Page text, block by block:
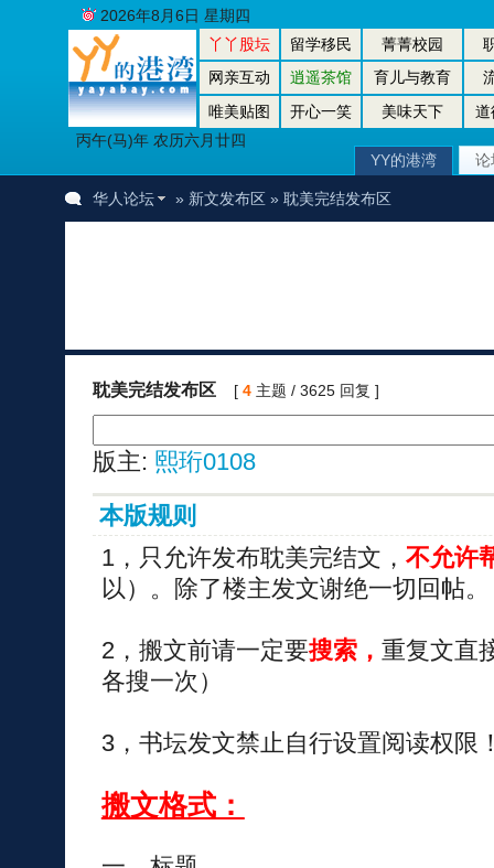
丫丫股坛 留学移民 菁菁校园
网亲互动
逍遥茶馆 育儿与教育
唯美贴图
开心一笑 美味天下
道
丙午(马)年 农历六月廿四
2026年8月6日 星期四
YY的港湾 论
华人论坛 » 新文发布区» 耽美完结发布区
耽美完结发布区 [ 4主题 / 3625 回复 ]
版主: 熙珩0108
本版规则
1，只允许发布耽美完结文， 不允许
以）。除了楼主发文谢绝一切回帖。
2，搬文前请一定要搜索， 重复文直
各搜一次）
3，书坛发文禁止自行设置阅读权限
搬文格式：